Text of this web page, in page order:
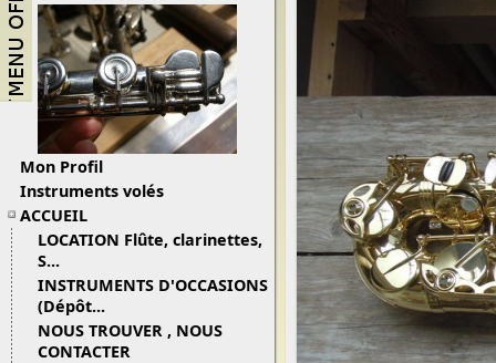
Mon Profil
Instruments volés
ACCUEIL
LOCATION Flûte, clarinettes,
S...
INSTRUMENTS D'OCCASIONS
(Dépôt...
NOUS TROUVER , NOUS
CONTACTER